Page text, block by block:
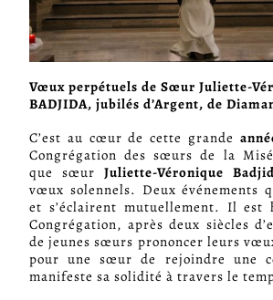
Vœux perpétuels de Sœur Juliette-
BADJIDA, jubilés d’Argent, de
C’est au cœur de cette grande
Congrégation des sœurs de la
que sœur Juliette-Véronique
vœux solennels. Deux événements
et s’éclairent mutuellement. Il est
Congrégation, après deux siècles
de jeunes sœurs prononcer leurs
pour une sœur de rejoindre une
manifeste sa solidité à travers le